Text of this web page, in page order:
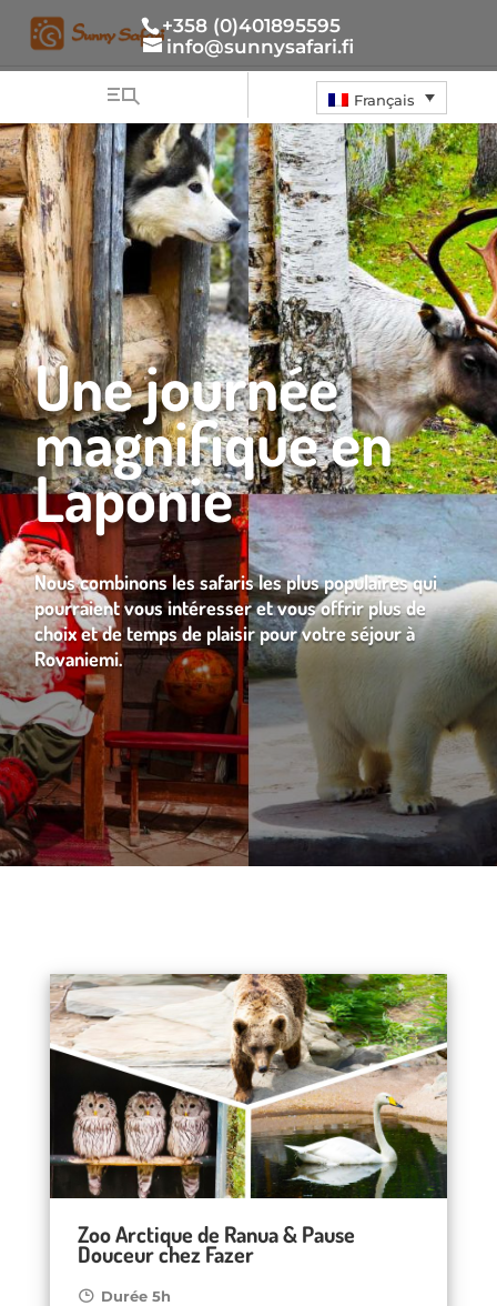
+358 (0)401895595
info@sunnysafari.fi
Français
Une journée
magnifique en
Laponie
Nous combinons les safaris les plus populaires qui
pourraient vous intéresser et vous offrir plus de
choix et de temps de plaisir pour votre séjour à
Rovaniemi.
Zoo Arctique de Ranua & Pause
Douceur chez Fazer
Durée 5h